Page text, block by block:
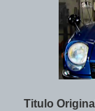
Titulo